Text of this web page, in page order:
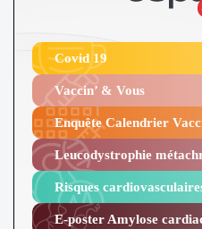
Covid 19
Vaccin’ & Vous
Enquête Calendrier
Leucodystrophie
Risques
E-poster Amylose